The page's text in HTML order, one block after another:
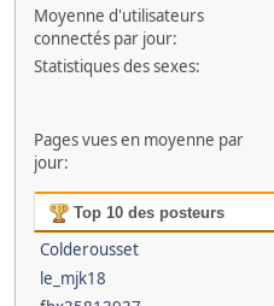
Moyenne d'utilisateurs
connectés par jour:
Statistiques des sexes:
Pages vues en moyenne par
jour:
Top 10 des posteurs
Colderousset
le_mjk18